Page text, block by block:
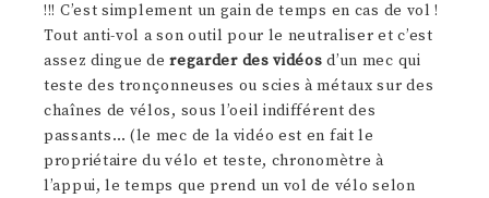
!!! C’est simplement un gain de temps en cas de vol !
Tout anti-vol a son outil pour le neutraliser et c’est
assez dingue deregarder des vidéos d’un mec qui
teste des tronçonneuses ou scies à métaux sur des
chaînes de vélos, sous l’oeil indifférent des
passants… (le mec de la vidéo est en fait le
propriétaire du vélo et teste, chronomètre à
l’appui, le temps que prend un vol de vélo selon